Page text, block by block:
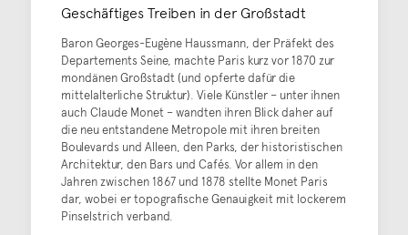
Geschäftiges Treiben in der Großstadt
Baron Georges-Eugène Haussmann, der Präfekt des
Departements Seine, machte Paris kurz vor 1870 zur
mondänen Großstadt (und opferte dafür die
mittelalterliche Struktur). Viele Künstler – unter ihnen
auch Claude Monet – wandten ihren Blick daher auf
die neu entstandene Metropole mit ihren breiten
Boulevards und Alleen, den Parks, der historistischen
Architektur, den Bars und Cafés. Vor allem in den
Jahren zwischen 1867 und 1878 stellte Monet Paris
dar, wobei er topografische Genauigkeit mit lockerem
Pinselstrich verband.